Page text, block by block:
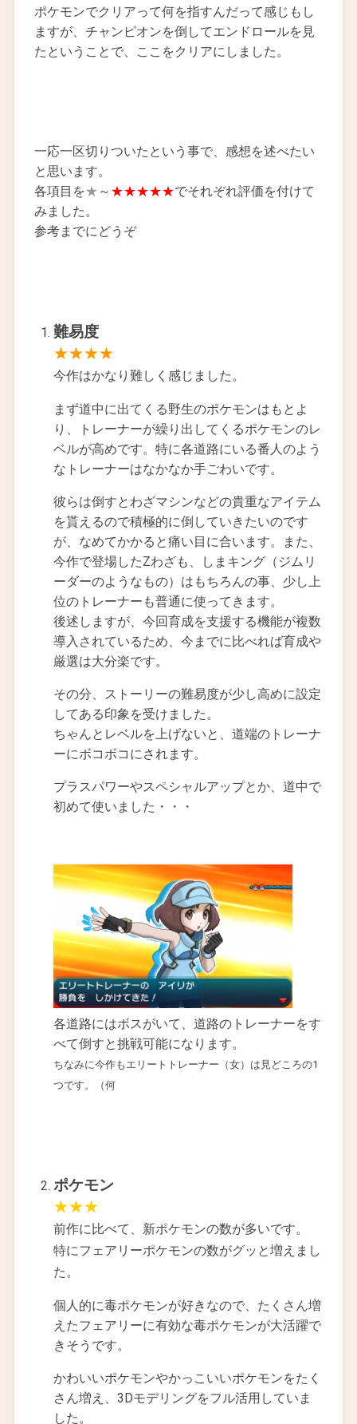
ポケモンでクリアって何を指すんだって感じもし
ますが、チャンピオンを倒してエンドロールを見
たということで、ここをクリアにしました。
一応一区切りついたという事で、感想を述べたい
と思います。
各項目を★ ～ ★★★★★でそれぞれ評価を付けて
みました。
参考までにどうぞ
難易度
★★★★
今作はかなり難しく感じました。
まず道中に出てくる野生のポケモンはもとよ
り、トレーナーが繰り出してくるポケモンのレ
ベルが高めです。特に各道路にいる番人のよう
なトレーナーはなかなか手ごわいです。
彼らは倒すとわざマシンなどの貴重なアイテム
を貰えるので積極的に倒していきたいのです
が、なめてかかると痛い目に合います。また、
今作で登場したZわざも、しまキング（ジムリ
ーダーのようなもの）はもちろんの事、少し上
位のトレーナーも普通に使ってきます。
後述しますが、今回育成を支援する機能が複数
導入されているため、今までに比べれば育成や
厳選は大分楽です。
その分、ストーリーの難易度が少し高めに設定
してある印象を受けました。
ちゃんとレベルを上げないと、道端のトレーナ
ーにボコボコにされます。
プラスパワーやスペシャルアップとか、道中で
初めて使いました・・・
各道路にはボスがいて、道路のトレーナーをす
べて倒すと挑戦可能になります。
ちなみに今作もエリートトレーナー（女）は見どころの1
つです。（何
ポケモン
★★★
前作に比べて、新ポケモンの数が多いです。
特にフェアリーポケモンの数がグッと増えまし
た。
個人的に毒ポケモンが好きなので、たくさん増
えたフェアリーに有効な毒ポケモンが大活躍で
きそうです。
かわいいポケモンやかっこいいポケモンをたく
さん増え、3Dモデリングをフル活用していま
した。